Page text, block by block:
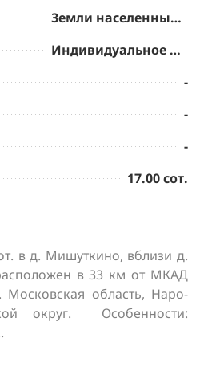
Земли населенных пунктов
Индивидуальное жилищное строительство
-
-
-
17.00 сот.
в д. Мишуткино, вблизи д.
в 33 км от МКАД
область, Наро-
округ.  Особенности: